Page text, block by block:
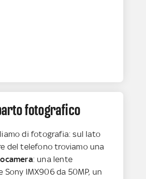
fotografico
di fotografia: sul lato
del telefono troviamo una
: una lente
Sony IMX906 da 50MP, un